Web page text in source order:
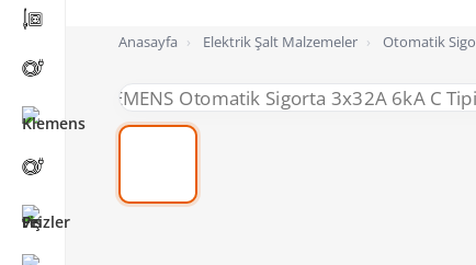
Anasayfa › Elektrik Şalt Malzemeler › Otomatik